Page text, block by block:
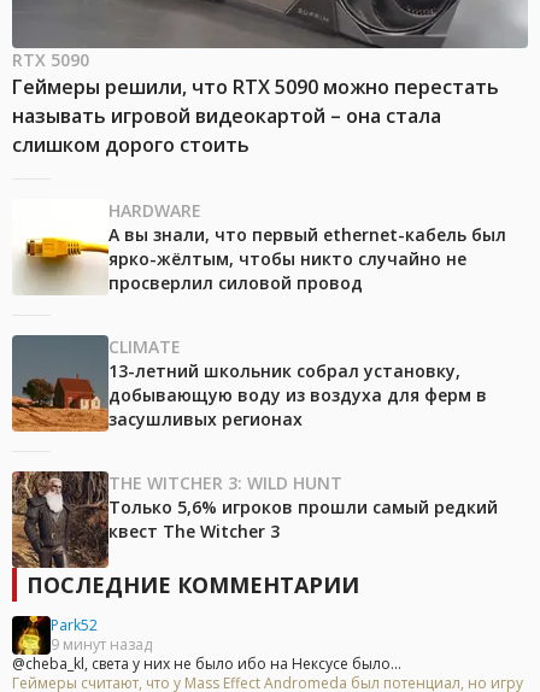
RTX 5090
Геймеры решили, что RTX 5090 можно перестать
называть игровой видеокартой – она стала
слишком дорого стоить
HARDWARE
А вы знали, что первый ethernet-кабель был
ярко-жёлтым, чтобы никто случайно не
просверлил силовой провод
CLIMATE
13-летний школьник собрал установку,
добывающую воду из воздуха для ферм в
засушливых регионах
THE WITCHER 3: WILD HUNT
Только 5,6% игроков прошли самый редкий
квест The Witcher 3
ПОСЛЕДНИЕ КОММЕНТАРИИ
Park52
9 минут назад
@cheba_kl, света у них не было ибо на Нексусе было...
Геймеры считают, что у Mass Effect Andromeda был потенциал, но игру